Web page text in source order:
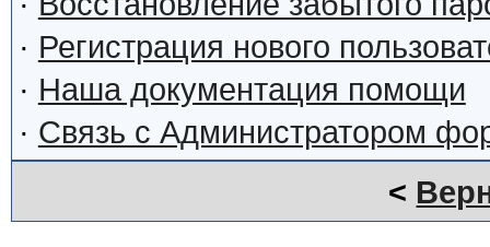
· Регистрация нового
· Наша документация помощи
· Связь с Администратором
<